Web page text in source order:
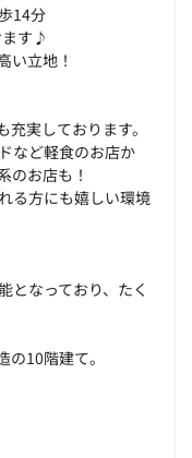
14分
ます♪
い立地！
実しております。
など軽食のお店か
のお店も！
る方にも嬉しい環境
となっており、たく
10階建て。